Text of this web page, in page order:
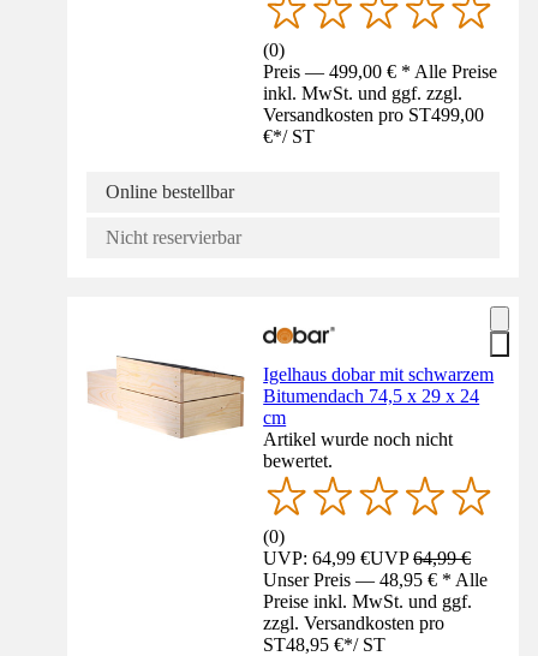
(0)
Preis — 499,00 € * Alle Preise
inkl. MwSt. und ggf. zzgl.
Versandkosten pro ST499,00
€*/ ST
Online bestellbar
Nicht reservierbar
Igelhaus dobar mit schwarzem
Bitumendach 74,5 x 29 x 24
cm
Artikel wurde noch nicht
bewertet.
(0)
UVP: 64,99 €UVP64,99 €
Unser Preis — 48,95 € * Alle
Preise inkl. MwSt. und ggf.
zzgl. Versandkosten pro
ST48,95 €*/ ST